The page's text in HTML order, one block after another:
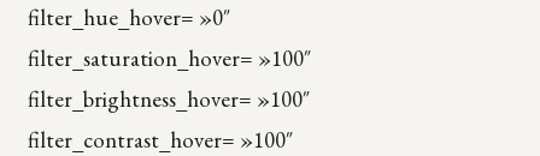
filter_hue_hover= »0″
filter_saturation_hover= »100″
filter_brightness_hover= »100″
filter_contrast_hover= »100″